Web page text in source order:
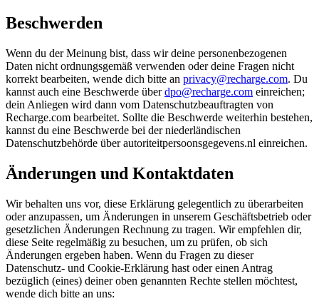
Beschwerden
Wenn du der Meinung bist, dass wir deine personenbezogenen
Daten nicht ordnungsgemäß verwenden oder deine Fragen nicht
korrekt bearbeiten, wende dich bitte an privacy@recharge.com. Du
kannst auch eine Beschwerde überdpo@recharge.com einreichen;
dein Anliegen wird dann vom Datenschutzbeauftragten von
Recharge.com bearbeitet. Sollte die Beschwerde weiterhin bestehen,
kannst du eine Beschwerde bei der niederländischen
Datenschutzbehörde über autoriteitpersoonsgegevens.nl einreichen.
Änderungen und Kontaktdaten
Wir behalten uns vor, diese Erklärung gelegentlich zu überarbeiten
oder anzupassen, um Änderungen in unserem Geschäftsbetrieb oder
gesetzlichen Änderungen Rechnung zu tragen. Wir empfehlen dir,
diese Seite regelmäßig zu besuchen, um zu prüfen, ob sich
Änderungen ergeben haben. Wenn du Fragen zu dieser
Datenschutz- und Cookie-Erklärung hast oder einen Antrag
bezüglich (eines) deiner oben genannten Rechte stellen möchtest,
wende dich bitte an uns: